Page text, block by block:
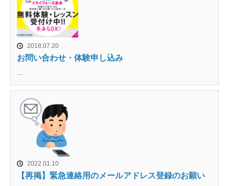
2018.07.20
お問い合わせ・体験申し込み
...
2022.01.10
【再掲】緊急連絡用のメールアドレス登録のお願い